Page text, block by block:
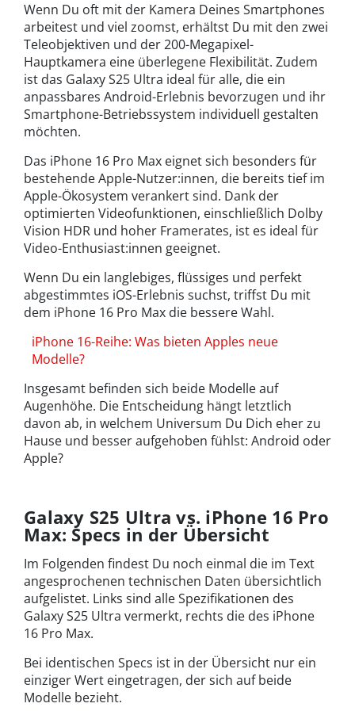
Wenn Du oft mit der Kamera Deines Smartphones
arbeitest und viel zoomst, erhältst Du mit den zwei
Teleobjektiven und der 200-Megapixel-
Hauptkamera eine überlegene Flexibilität. Zudem
ist das Galaxy S25 Ultra ideal für alle, die ein
anpassbares Android-Erlebnis bevorzugen und ihr
Smartphone-Betriebssystem individuell gestalten
möchten.
Das iPhone 16 Pro Max eignet sich besonders für
bestehende Apple-Nutzer:innen, die bereits tief im
Apple-Ökosystem verankert sind. Dank der
optimierten Videofunktionen, einschließlich Dolby
Vision HDR und hoher Framerates, ist es ideal für
Video-Enthusiast:innen geeignet.
Wenn Du ein langlebiges, flüssiges und perfekt
abgestimmtes iOS-Erlebnis suchst, triffst Du mit
dem iPhone 16 Pro Max die bessere Wahl.
iPhone 16-Reihe: Was bieten Apples neue
Modelle?
Insgesamt befinden sich beide Modelle auf
Augenhöhe. Die Entscheidung hängt letztlich
davon ab, in welchem Universum Du Dich eher zu
Hause und besser aufgehoben fühlst: Android oder
Apple?
Galaxy S25 Ultra vs. iPhone 16 Pro
Max: Specs in der Übersicht
Im Folgenden findest Du noch einmal die im Text
angesprochenen technischen Daten übersichtlich
aufgelistet. Links sind alle Spezifikationen des
Galaxy S25 Ultra vermerkt, rechts die des iPhone
16 Pro Max.
Bei identischen Specs ist in der Übersicht nur ein
einziger Wert eingetragen, der sich auf beide
Modelle bezieht.